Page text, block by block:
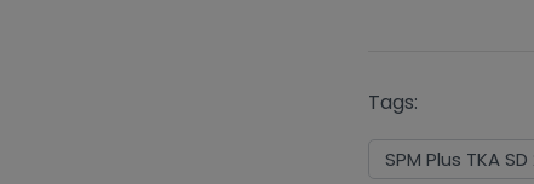
Tags:
SPM Plus TKA